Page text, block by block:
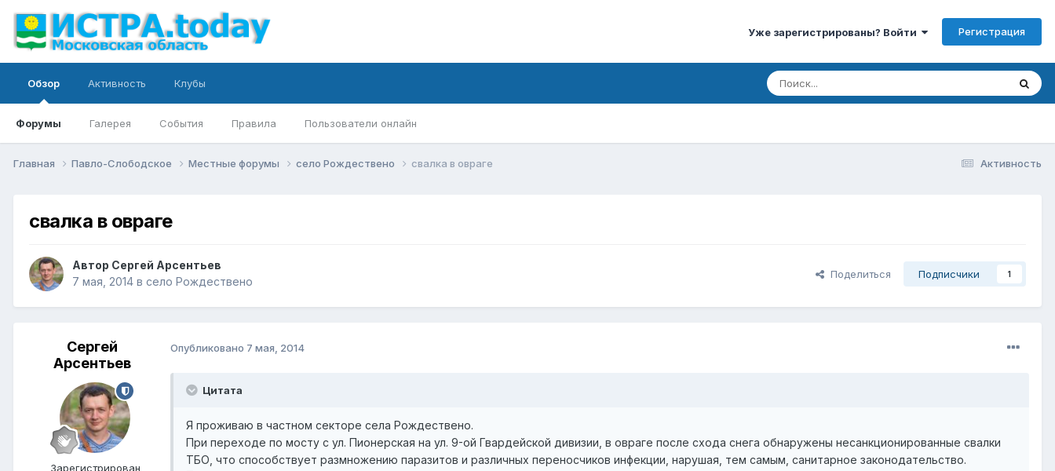
Уже зарегистрированы? Войти Регистрация
Обзор
Форумы Галерея События Правила Пользователи онлайн
Активность Клубы
Активность
Главная Павло-Слободское Местные форумы село Рождествено свалка в овраге
свалка в овраге
Автор Сергей Арсентьев
7 мая, 2014 в село Рождествено
Поделиться Подписчики 1
Сергей
Арсентьев
Зарегистрирован
Опубликовано 7 мая, 2014
Цитата
Я проживаю в частном секторе села Рождествено.
При переходе по мосту с ул. Пионерская на ул. 9-ой Гвардейской дивизии, в овраге после схода снега обнаружены несанкционированные свалки
ТБО, что способствует размножению паразитов и различных переносчиков инфекции, нарушая, тем самым, санитарное законодательство.